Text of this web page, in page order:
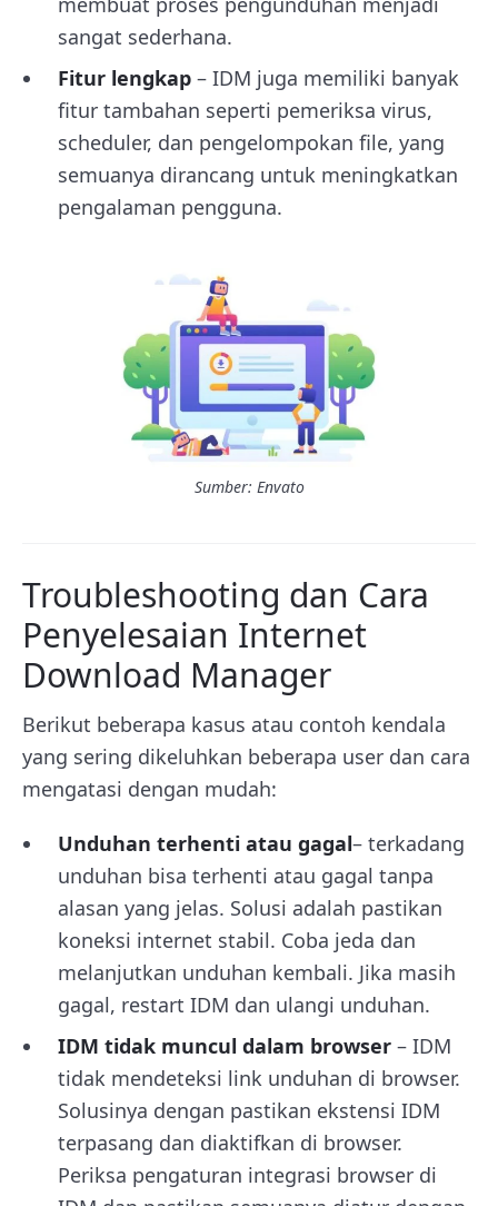
sangat sederhana.
Fitur lengkap – IDM juga memiliki banyak
fitur tambahan seperti pemeriksa virus,
scheduler, dan pengelompokan file, yang
semuanya dirancang untuk meningkatkan
pengalaman pengguna.
Sumber: Envato
Troubleshooting dan Cara
Penyelesaian Internet
Download Manager
Berikut beberapa kasus atau contoh kendala
yang sering dikeluhkan beberapa user dan cara
mengatasi dengan mudah:
Unduhan terhenti atau gagal– terkadang
unduhan bisa terhenti atau gagal tanpa
alasan yang jelas. Solusi adalah pastikan
koneksi internet stabil. Coba jeda dan
melanjutkan unduhan kembali. Jika masih
gagal, restart IDM dan ulangi unduhan.
IDM tidak muncul dalam browser – IDM
tidak mendeteksi link unduhan di browser.
Solusinya dengan pastikan ekstensi IDM
terpasang dan diaktifkan di browser.
Periksa pengaturan integrasi browser di